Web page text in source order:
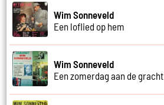
Wim Sonneveld
Een loflied op hem
Wim Sonneveld
Een zomerdag aan de gracht